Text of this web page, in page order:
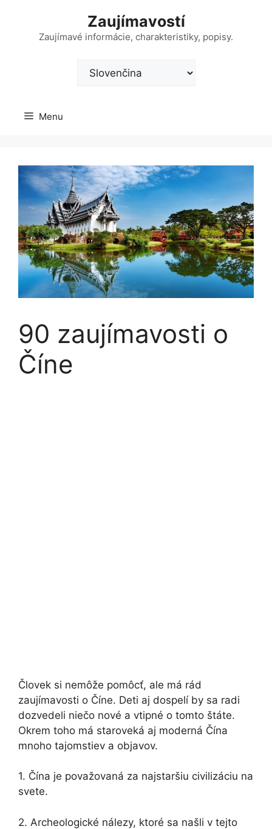
Zaujímavostí
Zaujímavé informácie, charakteristiky, popisy.
Vyberte
jazyk
Menu
90 zaujímavosti o
Číne
Človek si nemôže pomôcť, ale má rád
zaujímavosti o Číne. Deti aj dospelí by sa radi
dozvedeli niečo nové a vtipné o tomto štáte.
Okrem toho má staroveká aj moderná Čína
mnoho tajomstiev a objavov.
1. Čína je považovaná za najstaršiu civilizáciu na
svete.
2. Archeologické nálezy, ktoré sa našli v tejto